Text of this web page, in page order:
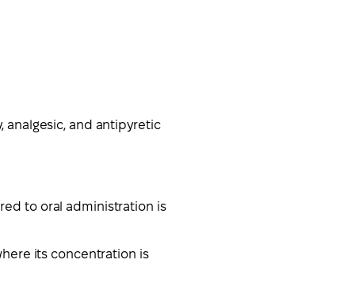
analgesic, and antipyretic
to oral administration is
its concentration is